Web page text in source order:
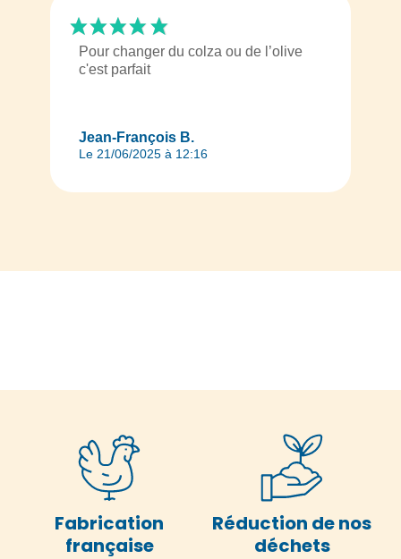
Jean-François B.
Le 21/06/2025 à 12:16
Pour changer du colza ou de l’olive
c'est parfait
Fabrication
française
Réduction de nos
déchets